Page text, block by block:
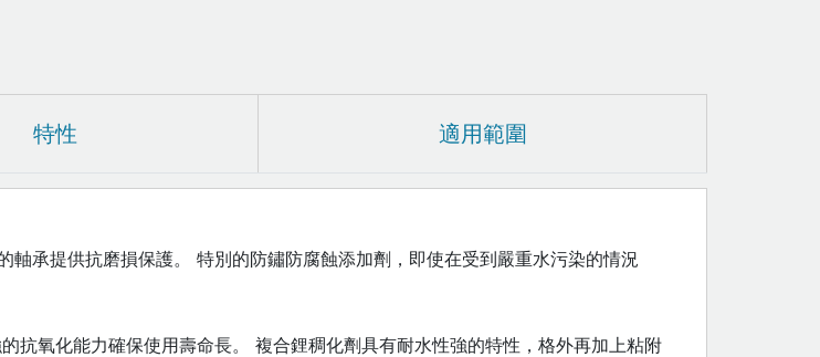
特性 適用範圍
承提供抗磨損保護。 特別的防鏽防腐蝕添加劑，即使在受到嚴重水污染的情況
抗氧化能力確保使用壽命長。 複合鋰稠化劑具有耐水性強的特性，格外再加上粘附